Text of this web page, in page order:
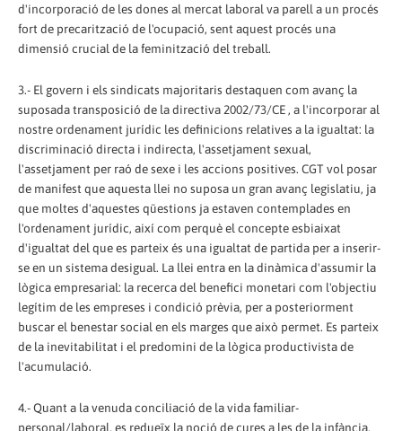
d'incorporació de les dones al mercat laboral va parell a un procés
fort de precarització de l'ocupació, sent aquest procés una
dimensió crucial de la feminització del treball.
3.- El govern i els sindicats majoritaris destaquen com avanç la
suposada transposició de la directiva 2002/73/CE , a l'incorporar al
nostre ordenament jurídic les definicions relatives a la igualtat: la
discriminació directa i indirecta, l'assetjament sexual,
l'assetjament per raó de sexe i les accions positives. CGT vol posar
de manifest que aquesta llei no suposa un gran avanç legislatiu, ja
que moltes d'aquestes qüestions ja estaven contemplades en
l'ordenament jurídic, així com perquè el concepte esbiaixat
d'igualtat del que es parteix és una igualtat de partida per a inserir-
se en un sistema desigual. La llei entra en la dinàmica d'assumir la
lògica empresarial: la recerca del benefici monetari com l'objectiu
legítim de les empreses i condició prèvia, per a posteriorment
buscar el benestar social en els marges que això permet. Es parteix
de la inevitabilitat i el predomini de la lògica productivista de
l'acumulació.
4.- Quant a la venuda conciliació de la vida familiar-
personal/laboral, es redueïx la noció de cures a les de la infància,